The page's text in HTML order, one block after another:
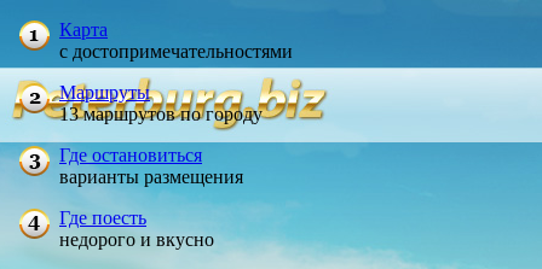
Карта
с достопримечательностями
Маршруты
13 маршрутов по городу
Где остановиться
варианты размещения
Где поесть
недорого и вкусно